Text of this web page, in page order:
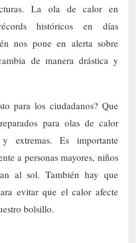
La ola de calor en
históricos en días
nos pone en alerta sobre
de manera drástica y
para los ciudadanos? Que
para olas de calor
extremas. Es importante
a personas mayores, niños
al sol. También hay que
evitar que el calor afecte
bolsillo.